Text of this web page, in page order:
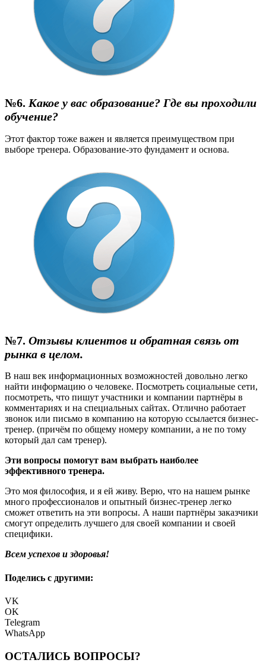
№6. Какое у вас образование? Где вы проходили
обучение?
Этот фактор тоже важен и является преимуществом при
выборе тренера. Образование-это фундамент и основа.
№7. Отзывы клиентов и обратная связь от
рынка в целом.
В наш век информационных возможностей довольно легко
найти информацию о человеке. Посмотреть социальные сети,
посмотреть, что пишут участники и компании партнёры в
комментариях и на специальных сайтах. Отлично работает
звонок или письмо в компанию на которую ссылается бизнес-
тренер. (причём по общему номеру компании, а не по тому
который дал сам тренер).
Эти вопросы помогут вам выбрать наиболее
эффективного тренера.
Это моя философия, и я ей живу. Верю, что на нашем рынке
много профессионалов и опытный бизнес-тренер легко
сможет ответить на эти вопросы. А наши партнёры заказчики
смогут определить лучшего для своей компании и своей
специфики.
Всем успехов и здоровья!
Поделись с другими:
VK
OK
Telegram
WhatsApp
ОСТАЛИСЬ ВОПРОСЫ?